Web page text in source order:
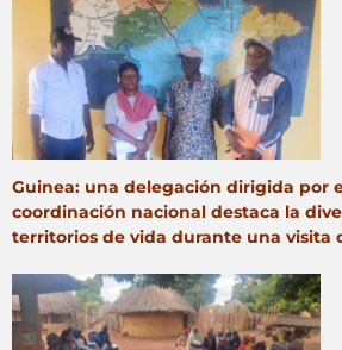
Guinea: una delegación dirigida por
coordinación nacional destaca la
territorios de vida durante una visita